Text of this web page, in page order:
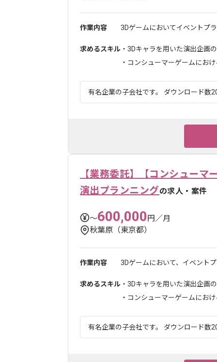
作業内容 3Dゲームにおいてイベントプ
求めるスキル ・3Dキャラを用いた演出企画
・コンシューマーゲームにお
有名企業の子会社です。 ダウンロード数
【業務委託】【コンシュー
演出プランニングの求人・案件
〜600,000円／月
秋葉原（東京都）
作業内容 3Dゲームにおいて、イベント
求めるスキル ・3Dキャラを用いた演出企画
・コンシューマーゲームにお
有名企業の子会社です。 ダウンロード数